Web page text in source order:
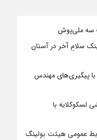
سه ملی‌پوش
سلامِ آخر در آستان
با پیگیری‌های مهندس
لسکوکلایه با
عمومی هیئت بولینگ